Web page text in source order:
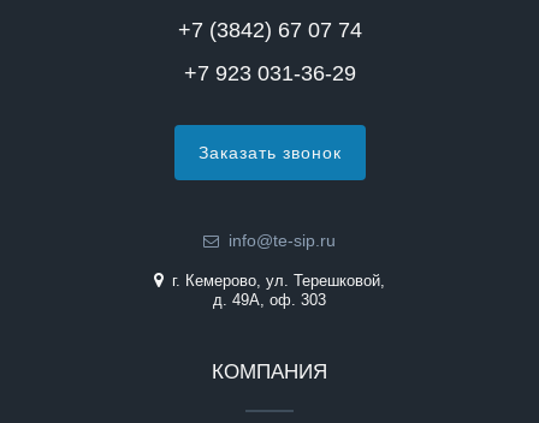
+7 (3842) 67 07 74
+7 923 031-36-29
Заказать звонок
info@te-sip.ru
г. Кемерово, ул. Терешковой,
д. 49А, оф. 303
КОМПАНИЯ